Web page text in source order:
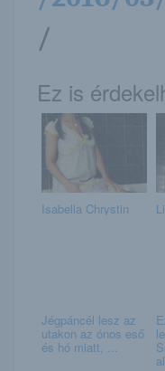
/
Ez is
Isabella Chrystin
Jégpáncél lesz az
utakon az ónos eső
és hó miatt, ...